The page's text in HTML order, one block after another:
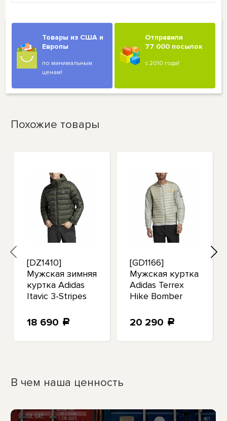
Товары из США и
Европы
по минимальным
ценам!
Отправили
77 000 посылок
с 2010 года!
Похожие товары
[DZ1410]
Мужская зимняя
куртка Adidas
Itavic 3-Stripes
18 690 a
[GD1166]
Мужская куртка
Adidas Terrex
Hike Bomber
20 290 a
В чем наша ценность